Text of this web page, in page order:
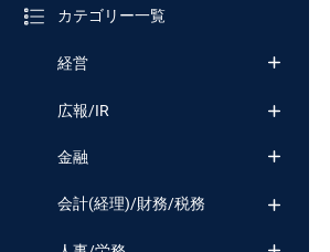
カテゴリー一覧
経営
広報/IR
金融
会計(経理)/財務/税務
企業
チャンネル